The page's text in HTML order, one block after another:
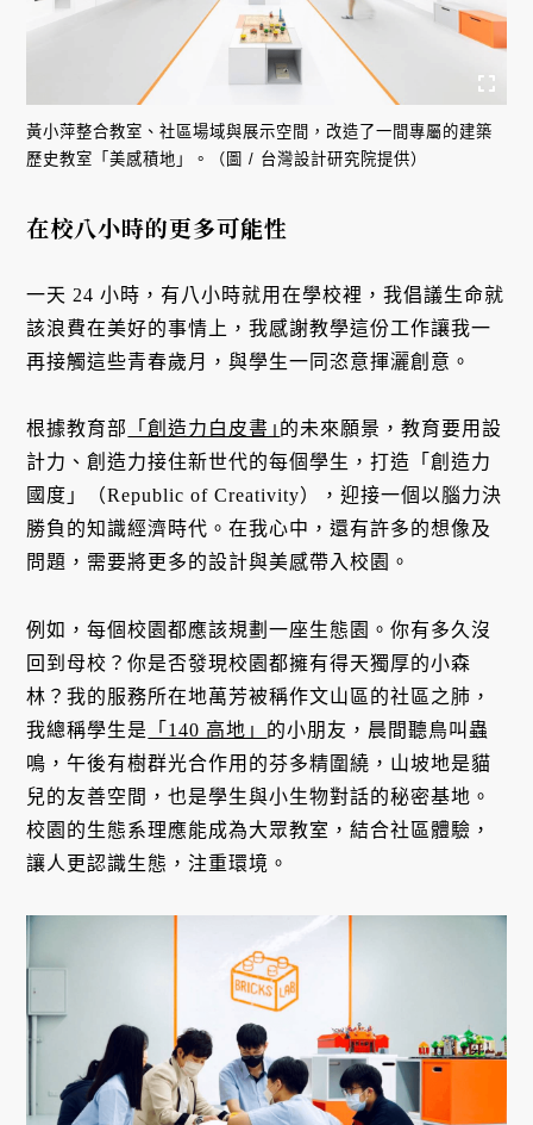
黃小萍整合教室、社區場域與展示空間，改造了一間專屬的建築
歷史教室「美感積地」。（圖 / 台灣設計研究院提供）
在校八小時的更多可能性
一天 24 小時，有八小時就用在學校裡，我倡議生命就
該浪費在美好的事情上，我感謝教學這份工作讓我一
再接觸這些青春歲月，與學生一同恣意揮灑創意。
根據教育部 「創造力白皮書｣ 的未來願景，教育要用設
計力、創造力接住新世代的每個學生，打造「創造力
國度」（Republic of Creativity），迎接一個以腦力決
勝負的知識經濟時代。在我心中，還有許多的想像及
問題，需要將更多的設計與美感帶入校園。
例如，每個校園都應該規劃一座生態園。你有多久沒
回到母校？你是否發現校園都擁有得天獨厚的小森
林？我的服務所在地萬芳被稱作文山區的社區之肺，
我總稱學生是
「140 高地」 的小朋友，晨間聽鳥叫蟲
鳴，午後有樹群光合作用的芬多精圍繞，山坡地是貓
兒的友善空間，也是學生與小生物對話的秘密基地。
校園的生態系理應能成為大眾教室，結合社區體驗，
讓人更認識生態，注重環境。